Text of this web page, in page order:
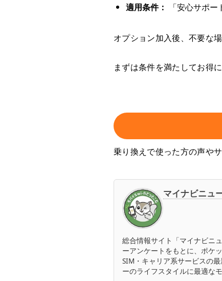
適用条件：
「安心サポ
オプション加入後、不要な
まずは条件を満たしてお得
乗り換えで使った方の声やサ
マイナビニュ
総合情報サイト「マイナビニ
ーアンケートをもとに、ポケ
SIM・キャリア系サービスの
ーのライフスタイルに最適な